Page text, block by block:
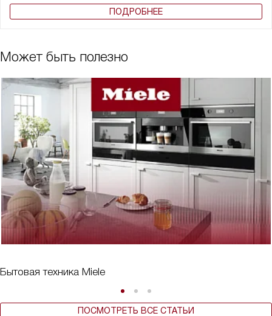
ПОДРОБНЕЕ
Может быть полезно
Бытовая техника Miele
ПОСМОТРЕТЬ ВСЕ СТАТЬИ